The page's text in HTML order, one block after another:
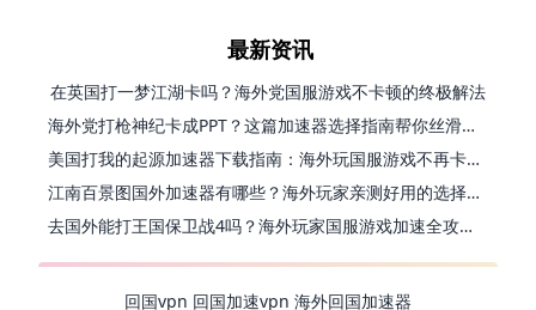
最新资讯
在英国打一梦江湖卡吗？海外党国服游戏不卡顿的终极解法
海外党打枪神纪卡成PPT？这篇加速器选择指南帮你丝滑上分
美国打我的起源加速器下载指南：海外玩国服游戏不再卡的终极方案
江南百景图国外加速器有哪些？海外玩家亲测好用的选择与避坑指南
去国外能打王国保卫战4吗？海外玩家国服游戏加速全攻略（附公主连结幻想江湖实测）
回国vpn 回国加速vpn 海外回国加速器